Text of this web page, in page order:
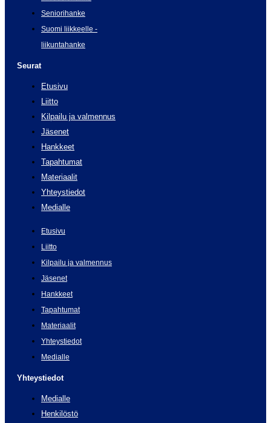
Seniorihanke
Suomi liikkeelle -
liikuntahanke
Seurat
Etusivu
Liitto
Kilpailu ja valmennus
Jäsenet
Hankkeet
Tapahtumat
Materiaalit
Yhteystiedot
Medialle
Etusivu
Liitto
Kilpailu ja valmennus
Jäsenet
Hankkeet
Tapahtumat
Materiaalit
Yhteystiedot
Medialle
Yhteystiedot
Medialle
Henkilöstö